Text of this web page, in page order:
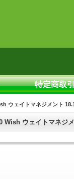
特定商取
ウェイトマネジメント
Wish ウェイトマネジ